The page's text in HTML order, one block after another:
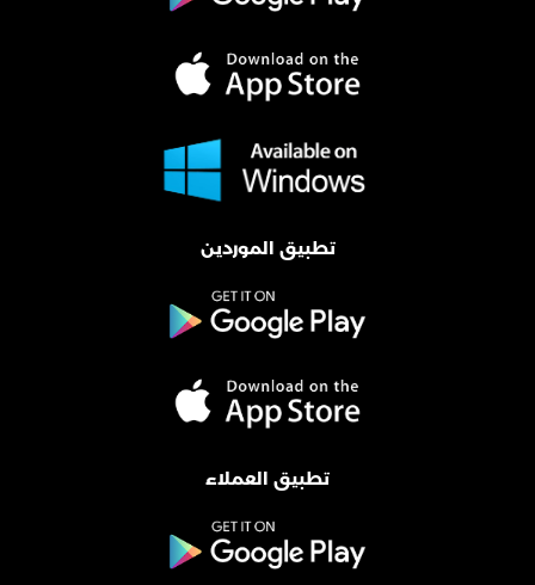
تطبيق الموردين
تطبيق العملاء